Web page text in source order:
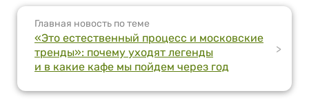
Главная новость по теме
«Это естественный процесс и московские
тренды»: почему уходят легенды
и в какие кафе мы пойдем через год
>